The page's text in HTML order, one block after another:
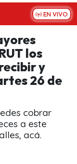
EN VIVO
los
y
26 de
cobrar
a este
acá.